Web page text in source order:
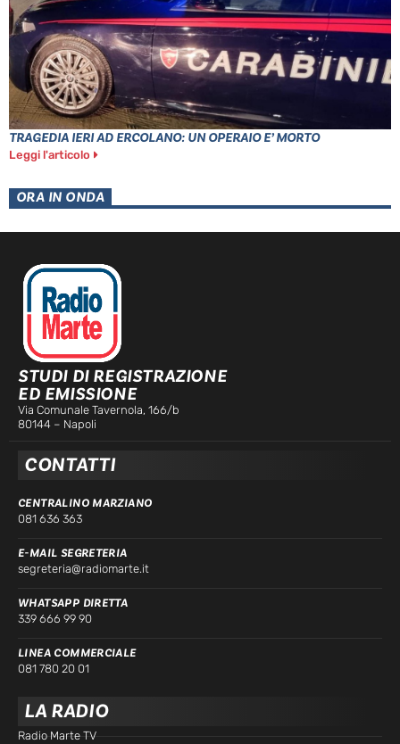
TRAGEDIA IERI AD ERCOLANO: UN OPERAIO E’ MORTO
Leggi l'articolo
ORA IN ONDA
STUDI DI REGISTRAZIONE
ED EMISSIONE
Via Comunale Tavernola, 166/b
80144 – Napoli
CONTATTI
CENTRALINO MARZIANO
081 636 363
E-MAIL SEGRETERIA
segreteria@radiomarte.it
WHATSAPP DIRETTA
339 666 99 90
LINEA COMMERCIALE
081 780 20 01
LA RADIO
Radio Marte TV